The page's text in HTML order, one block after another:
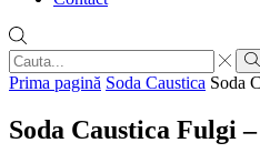
Search
input
Prima pagină Soda Caustica Soda
Soda Caustica Fulgi